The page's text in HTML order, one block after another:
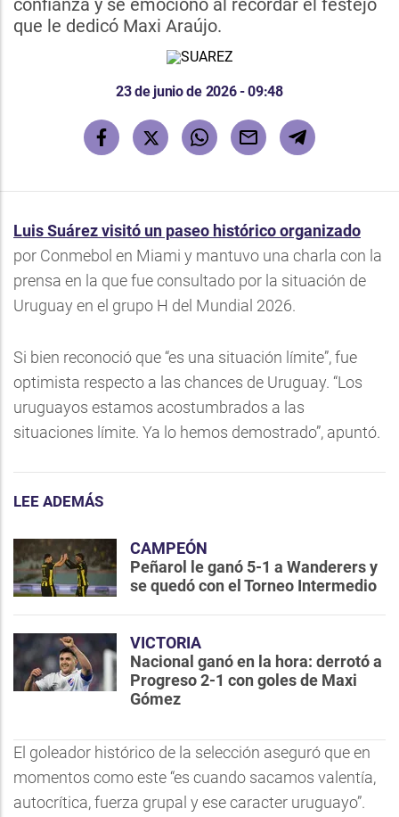
confianza y se emocionó al recordar el festejo
que le dedicó Maxi Araújo.
23 de junio de 2026 - 09:48
Luis Suárez visitó un paseo histórico organizado
por Conmebol en Miami y mantuvo una charla con la
prensa en la que fue consultado por la situación de
Uruguay en el grupo H del Mundial 2026.
Si bien reconoció que “es una situación límite”, fue
optimista respecto a las chances de Uruguay. “Los
uruguayos estamos acostumbrados a las
situaciones límite. Ya lo hemos demostrado”, apuntó.
LEE ADEMÁS
CAMPEÓN
Peñarol le ganó 5-1 a Wanderers y
se quedó con el Torneo Intermedio
VICTORIA
Nacional ganó en la hora: derrotó a
Progreso 2-1 con goles de Maxi
Gómez
El goleador histórico de la selección aseguró que en
momentos como este “es cuando sacamos valentía,
autocrítica, fuerza grupal y ese caracter uruguayo”.